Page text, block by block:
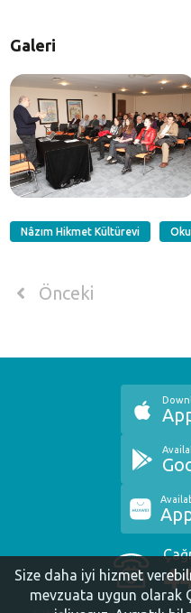
Galeri
Nâzım Hikmet Kültürevi
Önceki
Size daha iyi hizmet
mevzuata uygun olarak